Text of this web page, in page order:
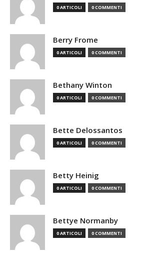
0 ARTICOLI 0 COMMENTI
Berry Frome
0 ARTICOLI 0 COMMENTI
Bethany Winton
0 ARTICOLI 0 COMMENTI
Bette Delossantos
0 ARTICOLI 0 COMMENTI
Betty Heinig
0 ARTICOLI 0 COMMENTI
Bettye Normanby
0 ARTICOLI 0 COMMENTI